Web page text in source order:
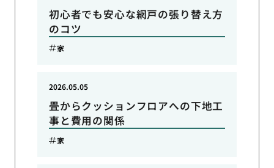
初心者でも安心な網戸の張り替え方
のコツ
家
畳からクッションフロアへの下地工
事と費用の関係
2026.05.05
家